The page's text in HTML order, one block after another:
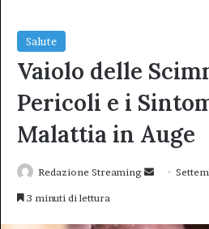
Salute
Vaiolo delle
Pericoli e i
Malattia in Auge
Redazione Streaming
Invia
3 minuti di lettura